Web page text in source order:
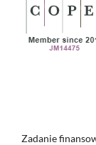
Zadanie